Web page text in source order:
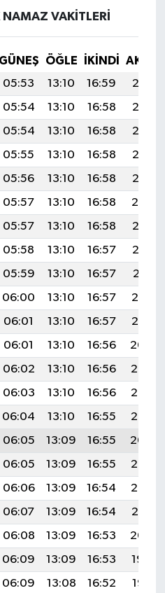
NAMAZ VAKITLERI
GÜNEŞ ÖĞLE İKINDI
05:53 13:10 16:59
20:18
05:54 13:10 16:58
20:17
05:54 13:10 16:58
20:17
05:55 13:10 16:58
20:16
05:56 13:10 16:58
20:15
05:57 13:10 16:58
20:14
05:57 13:10 16:58
20:13
05:58 13:10 16:57
20:12
05:59 13:10 16:57
20:11
06:00 13:10 16:57
20:10
06:01 13:10 16:57
20:10
06:01 13:10 16:56
20:09
06:02 13:10 16:56
20:08
06:03 13:10 16:56
20:06
06:04 13:10 16:55
20:05
06:05 13:09 16:55
20:04
06:05 13:09 16:55
20:03
06:06 13:09 16:54
20:02
06:07 13:09 16:54
20:01
06:08 13:09 16:53
20:00
06:09 13:09 16:53
19:59
06:09 13:08 16:52
19:58